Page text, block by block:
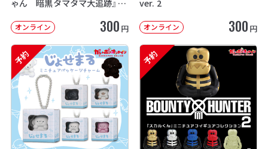
ゃん 暗黒タマタマ大追跡』【2
オンライン 300 円
ver. 2
オンライン 300 円
予約 予約